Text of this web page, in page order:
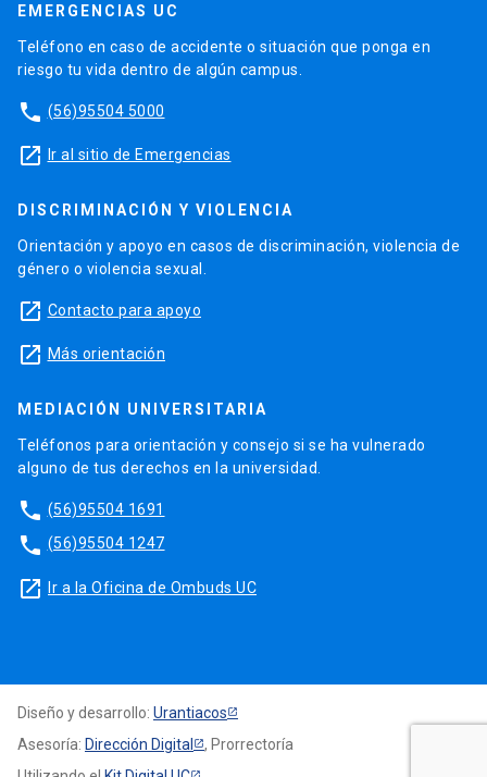
EMERGENCIAS UC
Teléfono en caso de accidente o situación que ponga en
riesgo tu vida dentro de algún campus.
phone (56)95504 5000
launch Ir al sitio de Emergencias
DISCRIMINACIÓN Y VIOLENCIA
Orientación y apoyo en casos de discriminación, violencia de
género o violencia sexual.
launch Contacto para apoyo
launch Más orientación
MEDIACIÓN UNIVERSITARIA
Teléfonos para orientación y consejo si se ha vulnerado
alguno de tus derechos en la universidad.
phone (56)95504 1691
phone (56)95504 1247
launch Ir a la Oficina de Ombuds UC
Diseño y desarrollo: Urantiacos
Asesoría: Dirección Digital
, Prorrectoría